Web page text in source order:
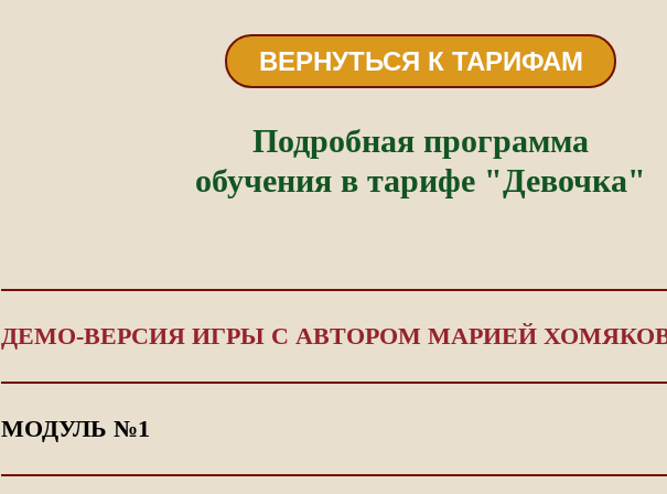
ВЕРНУТЬСЯ К ТАРИФАМ
Подробная программа
обучения в тарифе "Девочка"
ДЕМО-ВЕРСИЯ ИГРЫ С АВТОРОМ МАРИЕЙ
МОДУЛЬ №1